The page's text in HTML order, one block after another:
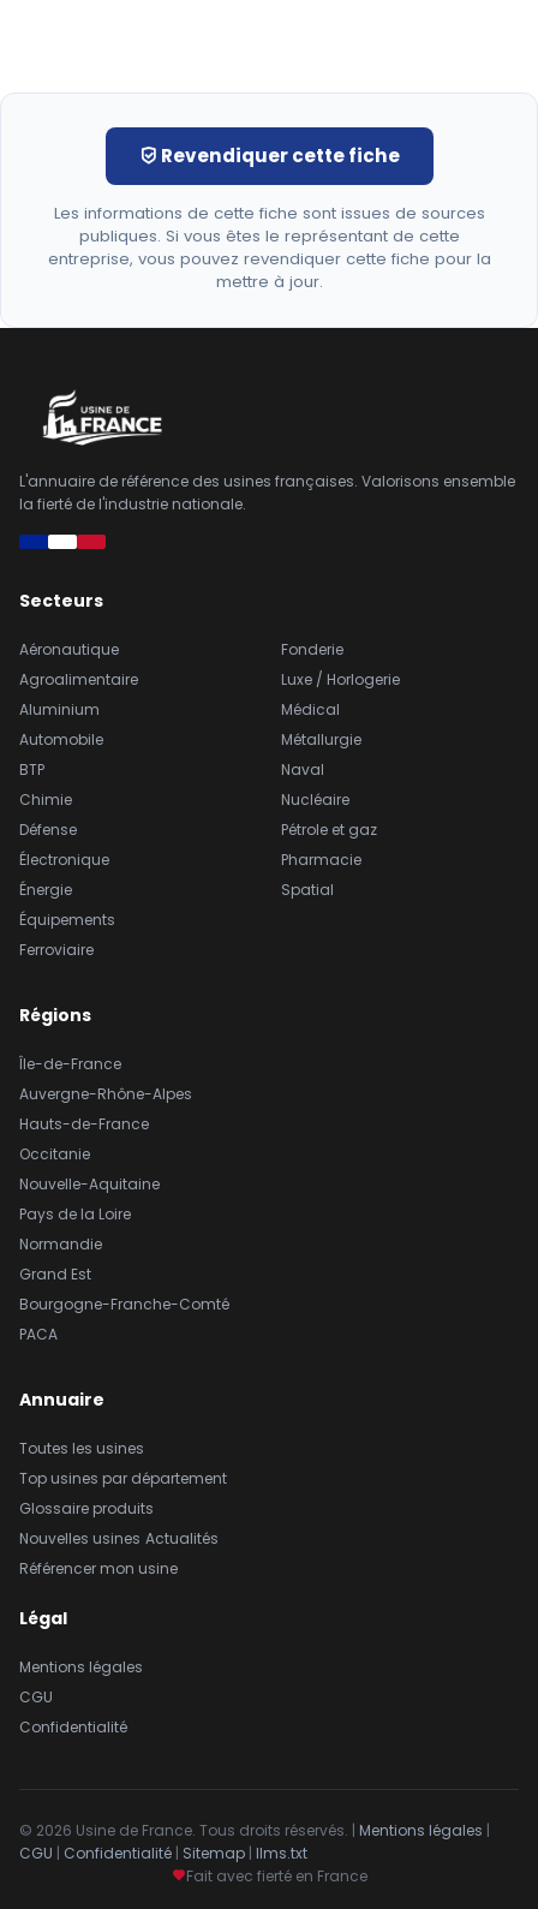
Revendiquer cette fiche
Les informations de cette fiche sont issues de sources
publiques. Si vous êtes le représentant de cette
entreprise, vous pouvez revendiquer cette fiche pour la
mettre à jour.
L'annuaire de référence des usines françaises. Valorisons ensemble
la fierté de l'industrie nationale.
Secteurs
Aéronautique
Agroalimentaire
Aluminium
Automobile
BTP
Chimie
Défense
Électronique
Énergie
Équipements
Ferroviaire
Fonderie
Luxe / Horlogerie
Médical
Métallurgie
Naval
Nucléaire
Pétrole et gaz
Pharmacie
Spatial
Régions
Île-de-France
Auvergne-Rhône-Alpes
Hauts-de-France
Occitanie
Nouvelle-Aquitaine
Pays de la Loire
Normandie
Grand Est
Bourgogne-Franche-Comté
PACA
Annuaire
Toutes les usines
Top usines par département
Glossaire produits
Nouvelles usines Actualités
Référencer mon usine
Légal
Mentions légales
CGU
Confidentialité
© 2026 Usine de France. Tous droits réservés. | Mentions légales |
CGU | Confidentialité | Sitemap | llms.txt
Fait avec fierté en France